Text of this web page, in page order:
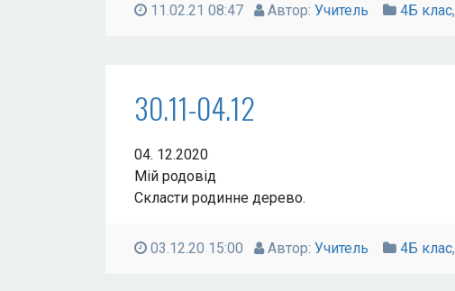
11.02.21 08:47 Автор: Учитель 4Б клас,
30.11-04.12
04. 12.2020
Мій родовід
Скласти родинне дерево.
03.12.20 15:00 Автор: Учитель 4Б клас,